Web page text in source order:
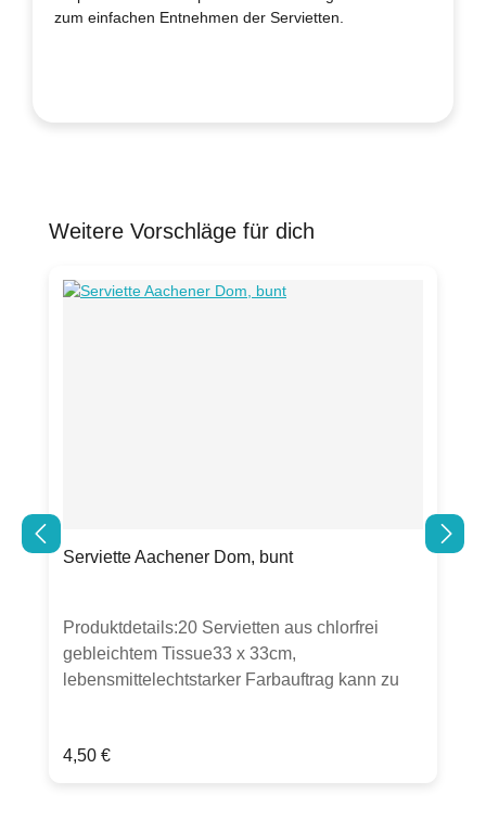
zum einfachen Entnehmen der Servietten.
Produktgalerie überspringen
Weitere Vorschläge für dich
Serviette Aachener Dom, bunt
Produktdetails:20 Servietten aus chlorfrei
gebleichtem Tissue33 x 33cm,
lebensmittelechtstarker Farbauftrag kann zu
Entnehmen der Servietten.
Regulärer Preis:
4,50 €